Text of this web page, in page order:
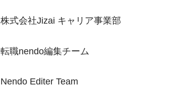
株式会社Jizai キャリア事業部
転職nendo編集チーム
Nendo Editer Team